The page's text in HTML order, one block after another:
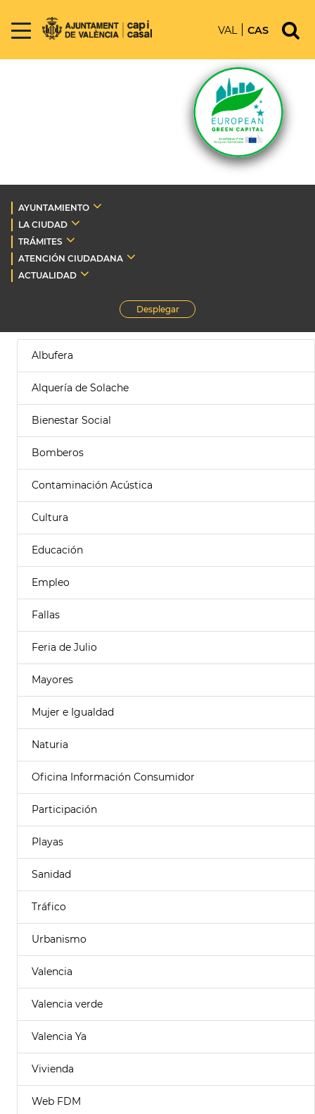
VAL CAS
AYUNTAMIENTO
LA CIUDAD
TRÁMITES
ATENCIÓN CIUDADANA
ACTUALIDAD
Desplegar
Albufera
Alquería de Solache
Bienestar Social
Bomberos
Contaminación Acústica
Cultura
Educación
Empleo
Fallas
Feria de Julio
Mayores
Mujer e Igualdad
Naturia
Oficina Información Consumidor
Participación
Playas
Sanidad
Tráfico
Urbanismo
Valencia
Valencia verde
Valencia Ya
Vivienda
Web FDM